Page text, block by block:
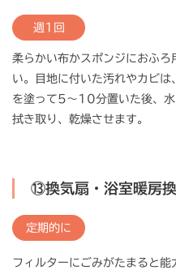
週1回
柔らかい布かスポンジにおふ
い。目地に付いた汚れやカビは
を塗って5～10分置いた後、水
拭き取り、乾燥させます。
⑬換気扇・浴室暖房
定期的に
フィルターにごみがたまると